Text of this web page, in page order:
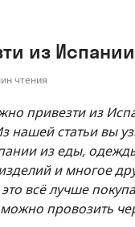
из Испании
чтения
привезти из
статьи вы
из еды,
и многое
всё лучше
провозить